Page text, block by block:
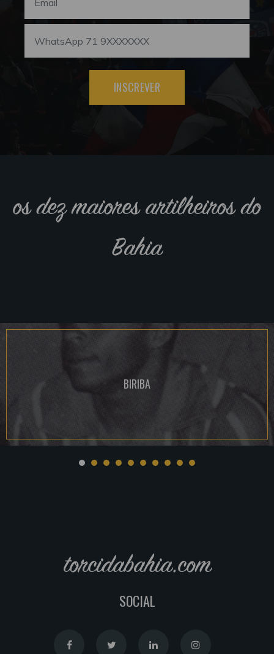
INSCREVER
os dez maiores artilheiros do
Bahia
BIRIBA
torcidabahia.com
SOCIAL